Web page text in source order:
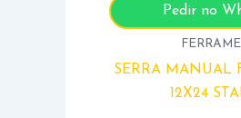
Pedir no
SERRA MANUAL
12X24